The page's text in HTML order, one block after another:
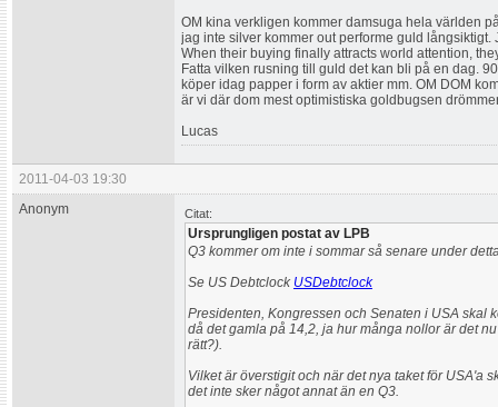
OM kina verkligen kommer damsuga hela världen
jag inte silver kommer out performe guld långsiktigt.
When their buying finally attracts world attention,
Fatta vilken rusning till guld det kan bli på en dag.
köper idag papper i form av aktier mm. OM DOM
är vi där dom mest optimistiska goldbugsen
Lucas
2011-04-03 19:30
Anonym
Citat:
Ursprungligen postat av LPB
Q3 kommer om inte i sommar så senare under
Se US Debtclock USDebtclock
Presidenten, Kongressen och Senaten i USA skal
då det gamla på 14,2, ja hur många nollor är det
rätt?).
Vilket är överstigit och när det nya taket för USA'a
det inte sker något annat än en Q3.